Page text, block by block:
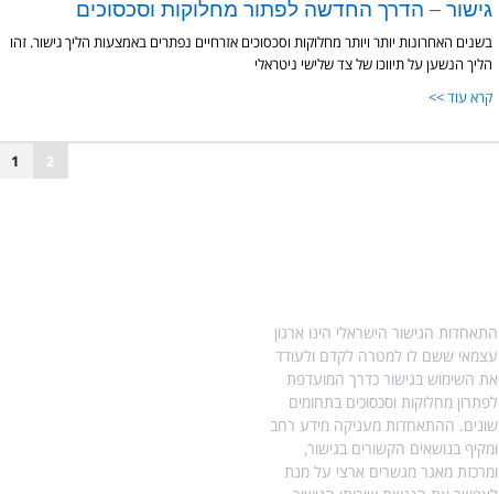
גישור – הדרך החדשה לפתור מחלוקות וסכסוכים
בשנים האחרונות יותר ויותר מחלוקות וסכסוכים אזרחיים נפתרים באמצעות הליך גישור. זהו
הליך הנשען על תיווכו של צד שלישי ניטראלי
קרא עוד >>
1 2
התאחדות הגישור הישראלי הינו ארגון
עצמאי ששם לו למטרה לקדם ולעודד
את השימוש בגישור כדרך המועדפת
לפתרון מחלוקות וסכסוכים בתחומים
שונים. ההתאחדות מעניקה מידע רחב
ומקיף בנושאים הקשורים בגישור,
ומרכזת מאגר מגשרים ארצי על מנת